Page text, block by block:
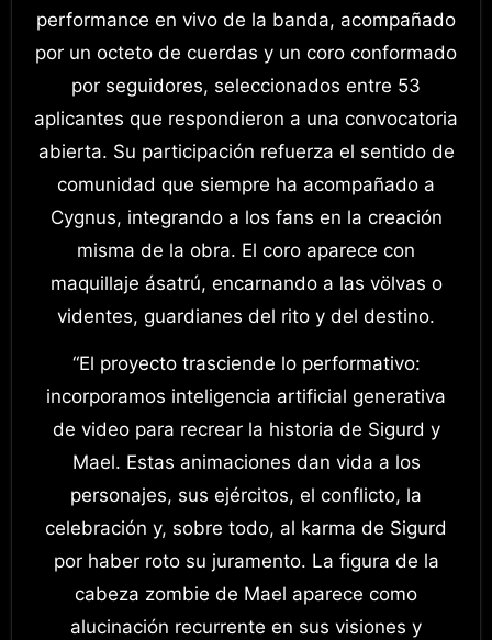
performance en vivo de la banda, acompañado
por un octeto de cuerdas y un coro conformado
por seguidores, seleccionados entre 53
aplicantes que respondieron a una convocatoria
abierta. Su participación refuerza el sentido de
comunidad que siempre ha acompañado a
Cygnus, integrando a los fans en la creación
misma de la obra. El coro aparece con
maquillaje ásatrú, encarnando a las völvas o
videntes, guardianes del rito y del destino.
“El proyecto trasciende lo performativo:
incorporamos inteligencia artificial generativa
de video para recrear la historia de Sigurd y
Mael. Estas animaciones dan vida a los
personajes, sus ejércitos, el conflicto, la
celebración y, sobre todo, al karma de Sigurd
por haber roto su juramento. La figura de la
cabeza zombie de Mael aparece como
alucinación recurrente en sus visiones y